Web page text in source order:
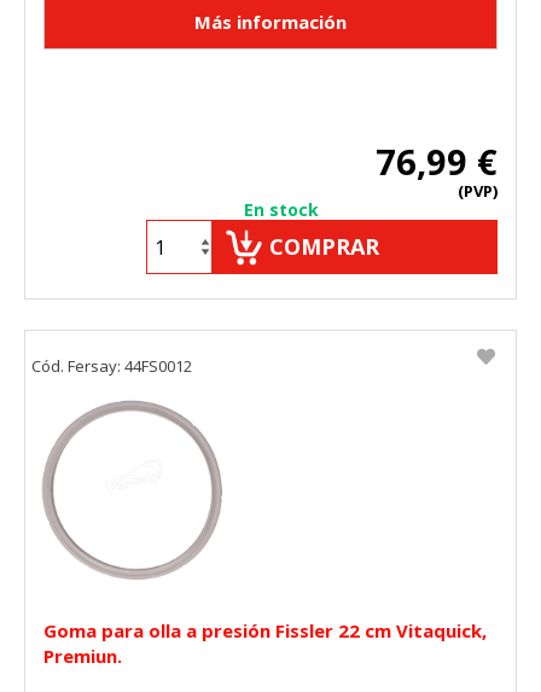
76,99 €
(PVP)
En stock
COMPRAR
Goma para olla a presión Fissler 22 cm Vitaquick,
Premiun.
Cód. Fersay: 44FS0012